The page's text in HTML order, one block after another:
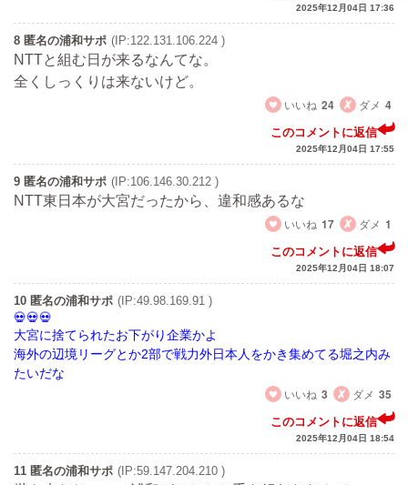
2025年12月04日 17:36
8 匿名の浦和サポ (IP:122.131.106.224 )
NTTと組む日が来るなんてな。
全くしっくりは来ないけど。
いいね 24 ダメ 4
このコメントに返信
2025年12月04日 17:55
9 匿名の浦和サポ (IP:106.146.30.212 )
NTT東日本が大宮だったから、違和感あるな
いいね 17 ダメ 1
このコメントに返信
2025年12月04日 18:07
10 匿名の浦和サポ (IP:49.98.169.91 )
大宮に捨てられたお下がり企業かよ
海外の辺境リーグとか2部で戦力外日本人をかき集めてる堀之内み
たいだな
いいね 3 ダメ 35
このコメントに返信
2025年12月04日 18:54
11 匿名の浦和サポ (IP:59.147.204.210 )